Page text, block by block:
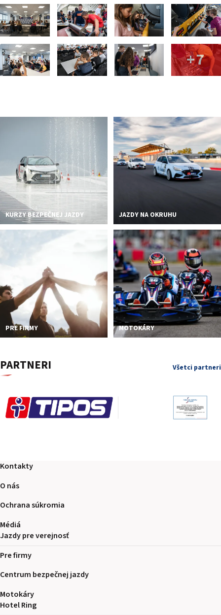
+7
KURZY BEZPEČNEJ JAZDY JAZDY NA OKRUHU
PRE FIRMY MOTOKÁRY
PARTNERI Všetci partneri
Kontakty
O nás
Ochrana súkromia
Médiá
Jazdy pre verejnosť
Pre firmy
Centrum bezpečnej jazdy
Motokáry
Hotel Ring